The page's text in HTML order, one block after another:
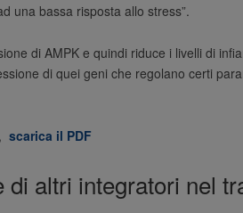
una bassa risposta allo stress”.
di AMPK e quindi riduce i livelli di
di quei geni che regolano certi
scarica il PDF
di altri integratori nel